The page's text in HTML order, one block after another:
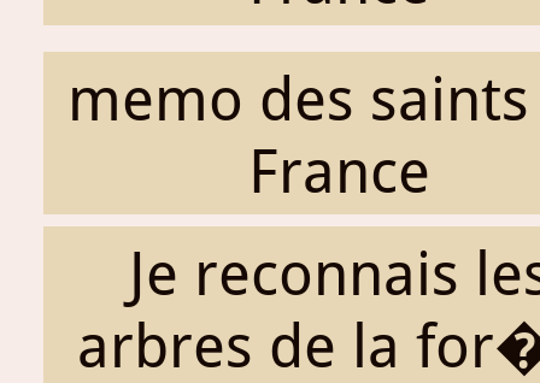
memo des
France
Je reconnais
arbres de la